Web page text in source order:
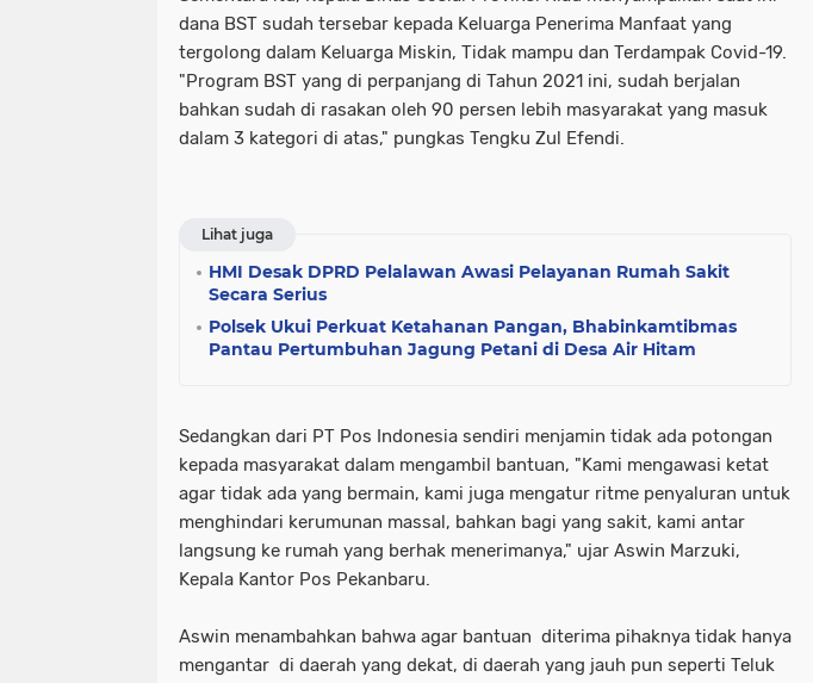
dana BST sudah tersebar kepada Keluarga Penerima Manfaat yang
tergolong dalam Keluarga Miskin, Tidak mampu dan Terdampak Covid-19.
"Program BST yang di perpanjang di Tahun 2021 ini, sudah berjalan
bahkan sudah di rasakan oleh 90 persen lebih masyarakat yang masuk
dalam 3 kategori di atas," pungkas Tengku Zul Efendi.
Lihat juga
HMI Desak DPRD Pelalawan Awasi Pelayanan Rumah Sakit
Secara Serius
Polsek Ukui Perkuat Ketahanan Pangan, Bhabinkamtibmas
Pantau Pertumbuhan Jagung Petani di Desa Air Hitam
Sedangkan dari PT Pos Indonesia sendiri menjamin tidak ada potongan
kepada masyarakat dalam mengambil bantuan, "Kami mengawasi ketat
agar tidak ada yang bermain, kami juga mengatur ritme penyaluran untuk
menghindari kerumunan massal, bahkan bagi yang sakit, kami antar
langsung ke rumah yang berhak menerimanya," ujar Aswin Marzuki,
Kepala Kantor Pos Pekanbaru.
Aswin menambahkan bahwa agar bantuan diterima pihaknya tidak hanya
mengantar di daerah yang dekat, di daerah yang jauh pun seperti Teluk